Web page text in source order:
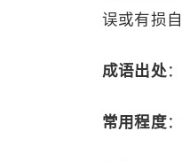
误或有损
成语出处
常用程度